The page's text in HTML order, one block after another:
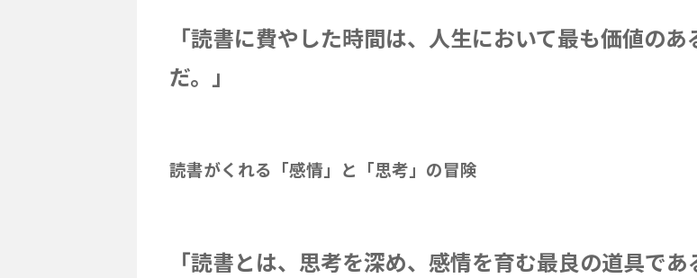
「読書に費やした時間は、人生において最も価値のあ
だ。」
読書がくれる「感情」と「思考」の冒険
「読書とは、思考を深め、感情を育む最良の道具であ